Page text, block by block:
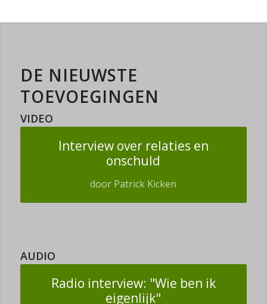
DE NIEUWSTE
TOEVOEGINGEN
VIDEO
Interview over relaties en
onschuld
door Patrick Kicken
AUDIO
Radio interview: "Wie ben ik
eigenlijk"